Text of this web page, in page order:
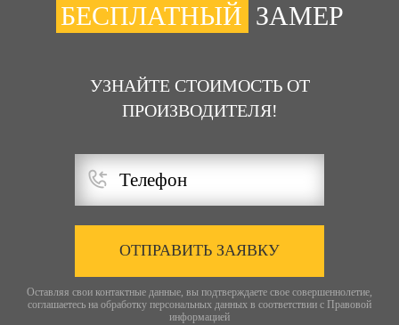
БЕСПЛАТНЫЙ ЗАМЕР
УЗНАЙТЕ СТОИМОСТЬ ОТ
ПРОИЗВОДИТЕЛЯ!
ОТПРАВИТЬ ЗАЯВКУ
Оставляя свои контактные данные, вы подтверждаете свое совершеннолетие,
соглашаетесь на обработку персональных данных в соответствии с Правовой
информацией